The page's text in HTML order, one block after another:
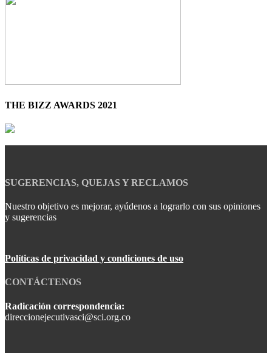
THE BIZZ AWARDS 2021
SUGERENCIAS, QUEJAS Y RECLAMOS
Nuestro objetivo es mejorar, ayúdenos a lograrlo con sus opiniones
y sugerencias
Políticas de privacidad y condiciones de uso
CONTÁCTENOS
Radicación correspondencia:
direccionejecutivasci@sci.org.co